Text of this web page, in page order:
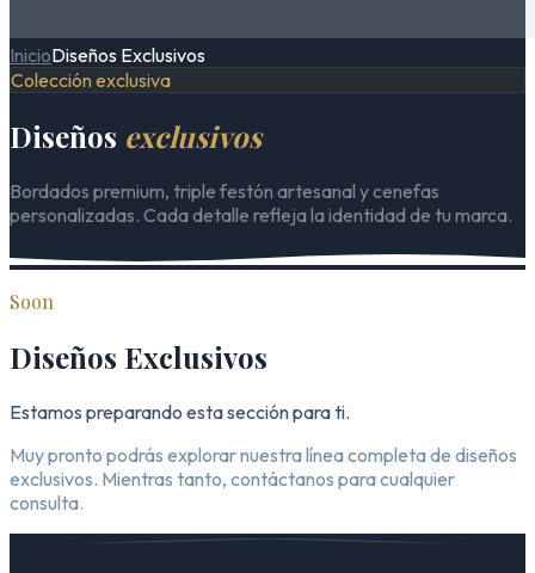
InicioDiseños Exclusivos
Colección exclusiva
Diseños exclusivos
Bordados premium, triple festón artesanal y cenefas
personalizadas. Cada detalle refleja la identidad de tu marca.
Soon
Diseños Exclusivos
Estamos preparando esta sección para ti.
Muy pronto podrás explorar nuestra línea completa de diseños
exclusivos. Mientras tanto, contáctanos para cualquier
consulta.